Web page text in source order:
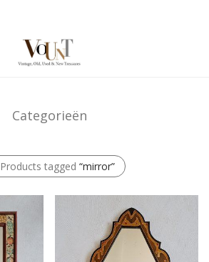
Categorieën
Products tagged “mirror”